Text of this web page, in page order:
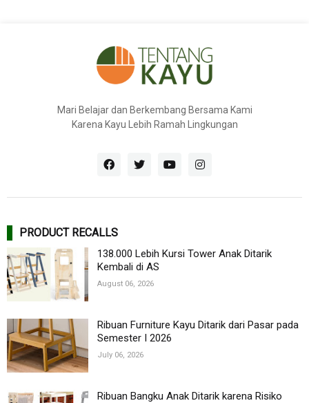
Mari Belajar dan Berkembang Bersama Kami
Karena Kayu Lebih Ramah Lingkungan
PRODUCT RECALLS
138.000 Lebih Kursi Tower Anak Ditarik
Kembali di AS
August 06, 2026
Ribuan Furniture Kayu Ditarik dari Pasar pada
Semester I 2026
July 06, 2026
Ribuan Bangku Anak Ditarik karena Risiko